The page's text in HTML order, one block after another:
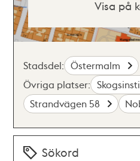
Visa på
Stadsdel: Östermalm
Övriga platser:
Strandvägen 58
Sökord